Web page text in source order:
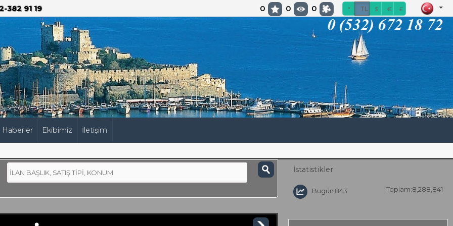
382 91 19 0 0 0 * TL $ € £
Haberler Ekibimiz İletişim
İstatistikler
Bugün:843 Toplam:8,288,841